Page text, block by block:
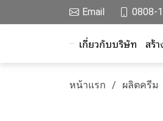
Email 0808-
เกี่ยวกับบริษัท สร้
หน้าแรก ผลิตครีม